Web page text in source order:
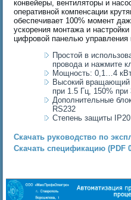
конвейеры, вентиляторы и
оперативной компенсации
обеспечивает 100% момент
ускорения монтажа и
цифровой панелью управления
Простой в
провода и нажмите
Мощность: 0,1…4
Высокий вращающий
при 1.5 Гц, 150% при
Дополнительные
RS232
Степень защиты IP20
Скачать руководство по
Скачать спецификацию (PDF